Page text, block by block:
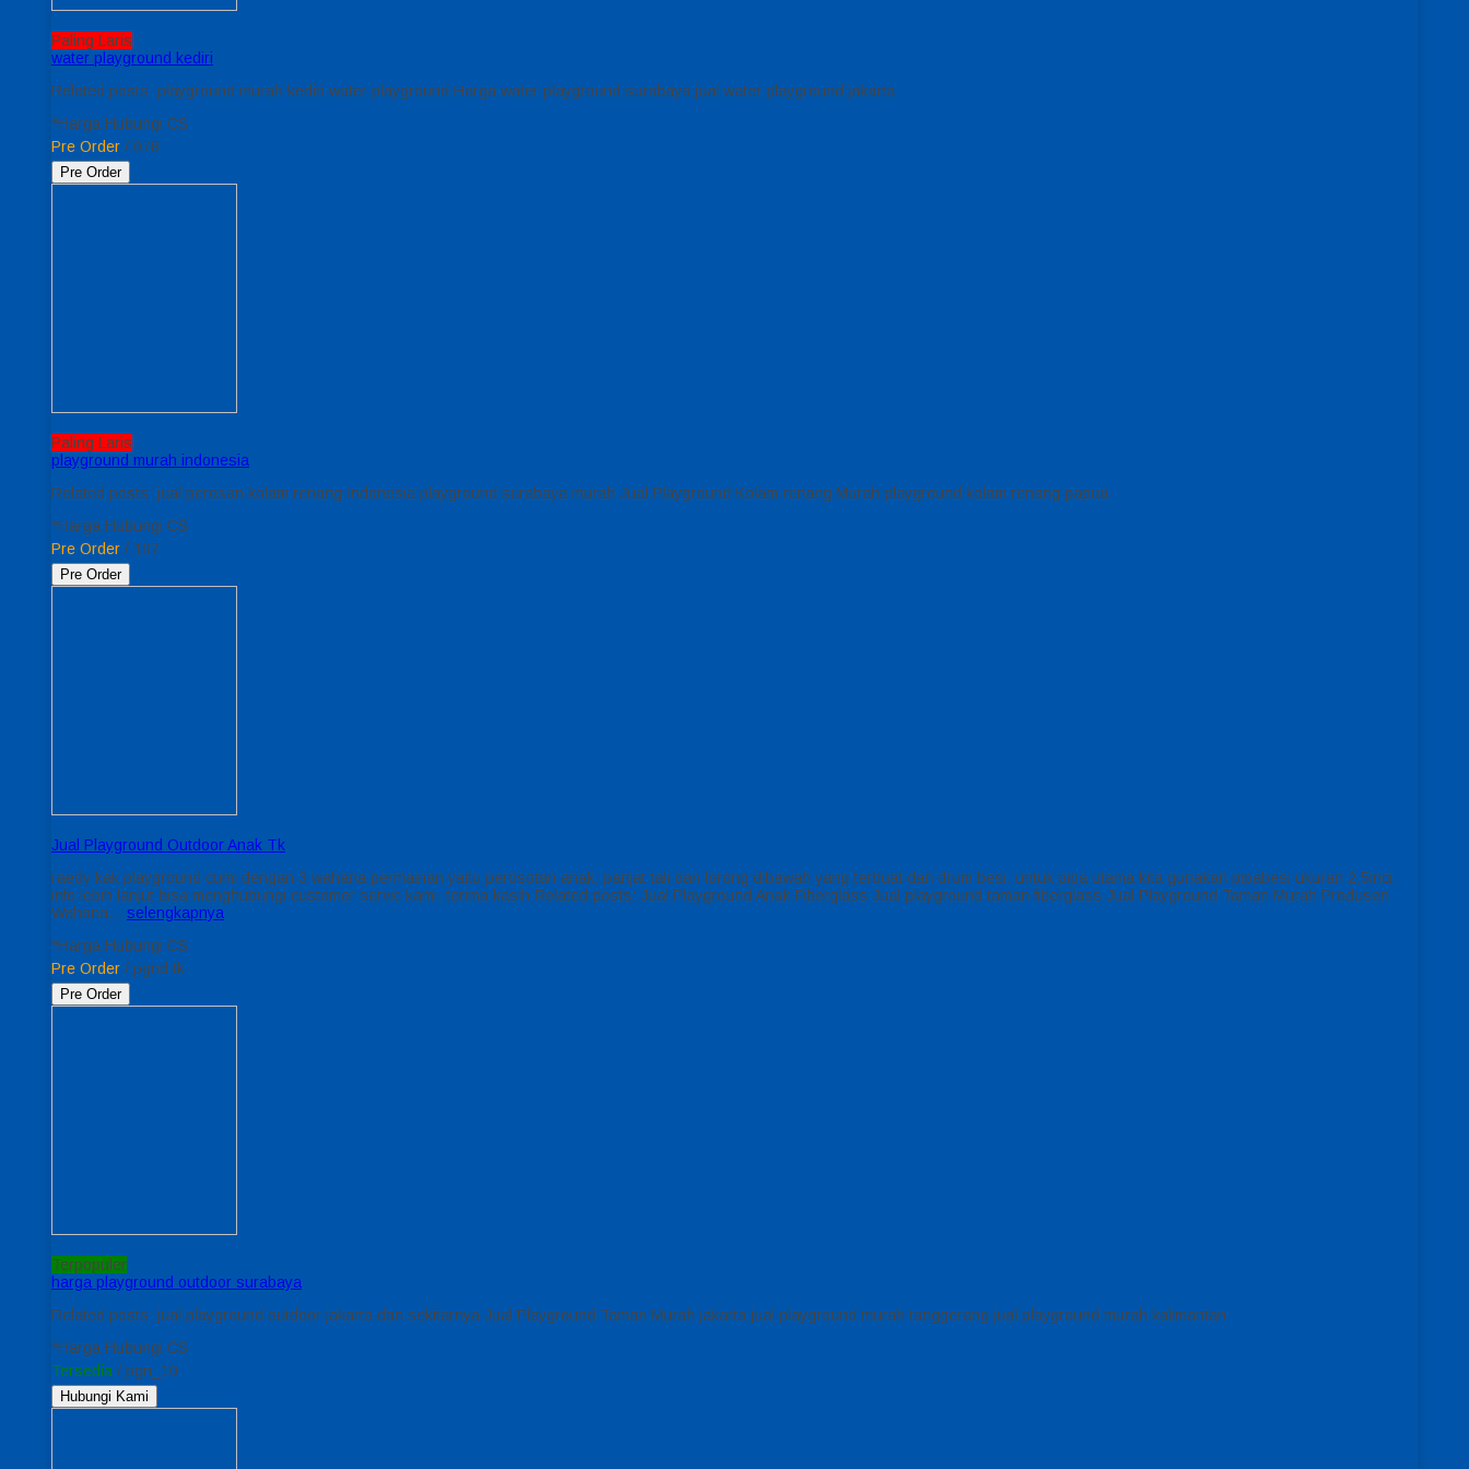
Paling Laris
water playground kediri
Related posts: playground murah kediri water playground Harga water playground surabaya jual water playground jakarta
*Harga Hubungi CS
Pre Order / 078
Pre Order
Paling Laris
playground murah indonesia
Related posts: jual perosan kolam renang Indonesia playground surabaya murah Jual Playground Kolam renang Murah playground kolam renang papua
*Harga Hubungi CS
Pre Order / 107
Pre Order
Jual Playground Outdoor Anak Tk
raedy kak playground cumi dengan 3 wahana permainan yaitu perosotan anak, panjat tali dan lorong dibawah yang terbuat dari drum besi, untuk pipa utama kita gunakan pipabesi ukuran 2,5inci.
info lebih lanjut bisa menghubungi customer servic kami. terima kasih Related posts: Jual Playground Anak Fiberglass Jual playground taman fiberglass Jual Playground Taman Murah Produsen
Wahana… selengkapnya
*Harga Hubungi CS
Pre Order / pgnd tk
Pre Order
Terpopuler
harga playground outdoor surabaya
Related posts: jual playground outdoor jakarta dan sekitarnya Jual Playground Taman Murah jakarta jual playground murah tanggerang jual playground murah kalimantan
*Harga Hubungi CS
Tersedia / pgn_10
Hubungi Kami